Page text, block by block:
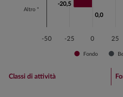
-20,5
-20,5
0,0
0,0
-50 -25 0 25
Fondo
Altro *
End of interactive chart.
Classi di attività